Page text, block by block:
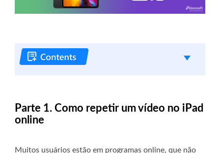
Parte 1. Como repetir um vídeo no iPad
online
Muitos usuários estão em programas online, que não